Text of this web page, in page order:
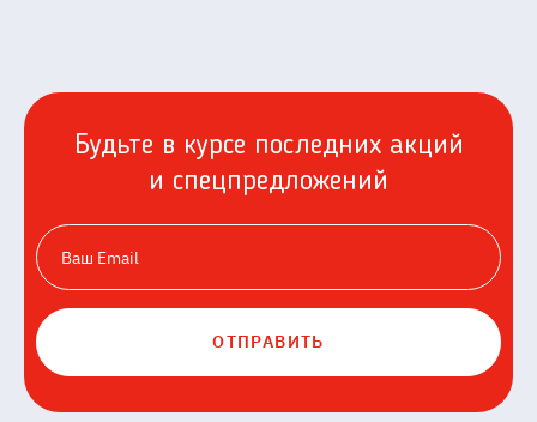
Будьте в курсе последних акций
и спецпредложений
ОТПРАВИТЬ